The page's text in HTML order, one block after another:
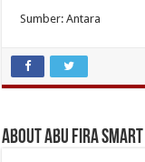
Sumber: Antara
About Abu Fira Smart